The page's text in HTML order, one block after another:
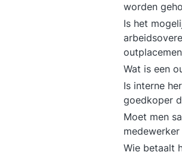
worden
Is het
Wat is een
Is interne
goedkoper
Moet men
Wie betaalt